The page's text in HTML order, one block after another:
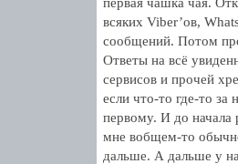
всяких Viber’ов,
сообщений. Потом
Ответы на всё
сервисов и прочей
если что-то где-то за
первому. И до начала
мне вобщем-то
дальше. А дальше у